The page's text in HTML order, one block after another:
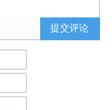
提交评论